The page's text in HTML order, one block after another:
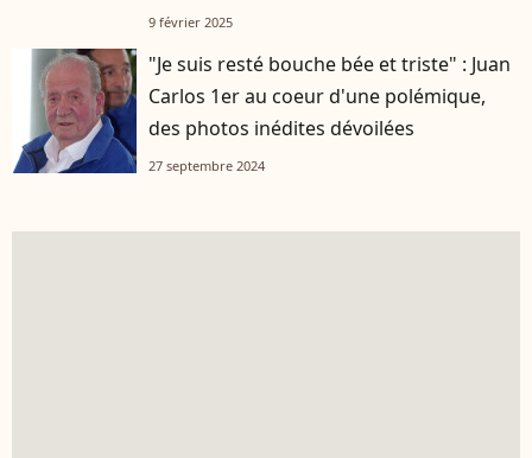
9 février 2025
"Je suis resté bouche bée et triste" : Juan
Carlos 1er au coeur d'une polémique,
des photos inédites dévoilées
27 septembre 2024